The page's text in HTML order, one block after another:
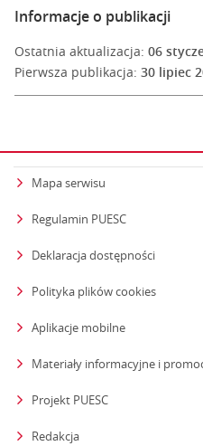
Informacje o publikacji
Ostatnia aktualizacja: 06
Pierwsza publikacja: 30 lipiec
Mapa serwisu
Regulamin PUESC
Deklaracja dostępności
Polityka plików cookies
Aplikacje mobilne
Materiały informacyjne i
Projekt PUESC
Redakcja